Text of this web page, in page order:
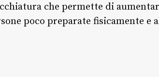
che permette di
poco preparate fisicamente e